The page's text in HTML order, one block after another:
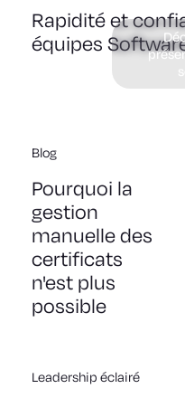
Rapidité et
équipes
Blog
Pourquoi la
gestion
manuelle des
certificats
n'est plus
possible
Leadership éclairé